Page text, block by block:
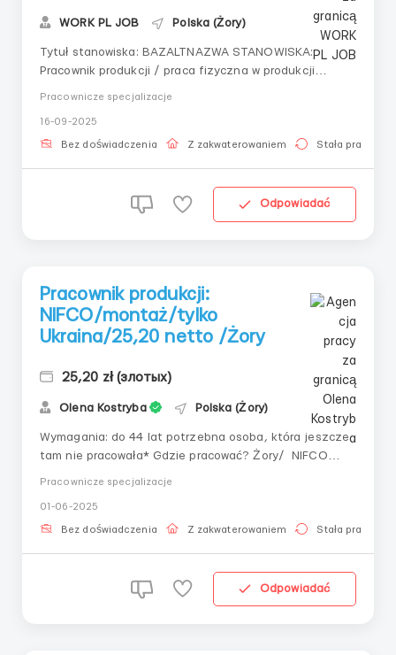
WORK PL JOB Polska (Żory)
Tytuł stanowiska: BAZALTNAZWA STANOWISKA:
Pracownik produkcji / praca fizyczna w produkcji
zakład – Wilków, 59-500 Złotoryja III zakład – Boczna
6, 44-240 ŻoryOBOWIĄZKI:produkcja
Pracownicze specjalizacje
16-09-2025
Bez doświadczenia Z zakwaterowaniem Stała praca
Odpowiadać
Pracownik produkcji:
NIFCO/montaż/tylko
Ukraina/25,20 netto /Żory
25,20 zł (злотых)
Olena Kostryba Polska (Żory)
Wymagania: do 44 lat potrzebna osoba, która jeszcze
tam nie pracowała* Gdzie pracować? Żory/ NIFCO
jeszcze tam nie pracowała* Miejsce wykonywania
pracy: Żory Stawka: 25,20 zł ...
Pracownicze specjalizacje
01-06-2025
Bez doświadczenia Z zakwaterowaniem Stała praca
Odpowiadać